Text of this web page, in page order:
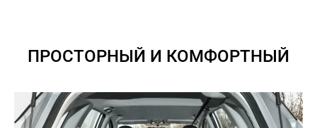
ПРОСТОРНЫЙ И КОМФОРТНЫЙ